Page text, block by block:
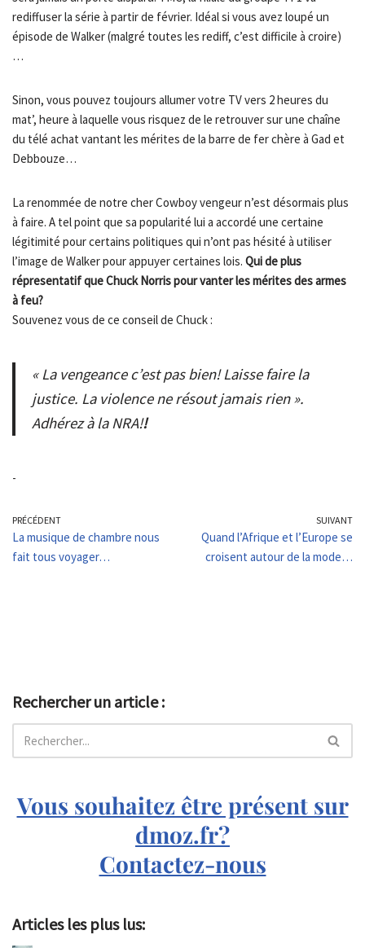
rediffuser la série à partir de février. Idéal si vous avez loupé un
épisode de Walker (malgré toutes les rediff, c’est difficile à croire)
…
Sinon, vous pouvez toujours allumer votre TV vers 2 heures du
mat’, heure à laquelle vous risquez de le retrouver surune chaîne
du télé achat vantant les mérites de la barre de fer chère à Gad et
Debbouze…
La renommée de notre cher Cowboy vengeur n’est désormais plus
à faire. A tel point que sa popularité lui a accordé une certaine
légitimité pour certains politiques qui n’ont pas hésité à utiliser
l’image de Walker pour appuyer certaines lois. Qui de plus
répresentatif que Chuck Norris pour vanter les mérites des armes
à feu?
Souvenez vous de ce conseil de Chuck :
« La vengeance c’est pas bien! Laisse faire la
justice. La violence ne résout jamais rien ».
Adhérez à la NRA!!
-
PRÉCÉDENT
La musique de chambre nous
fait tous voyager…
SUIVANT
Quand l’Afrique et l’Europe se
croisent autour de la mode…
Rechercher un article :
Vous souhaitez être présent sur
dmoz.fr?
Contactez-nous
Articles les plus lus: